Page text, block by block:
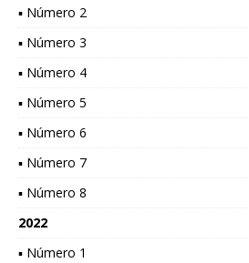
▪ Número 2
▪ Número 3
▪ Número 4
▪ Número 5
▪ Número 6
▪ Número 7
▪ Número 8
2022
▪ Número 1